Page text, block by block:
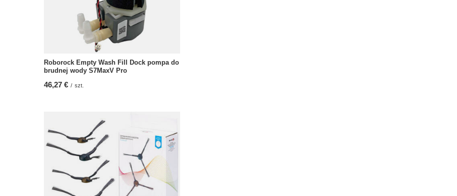
Roborock Empty Wash Fill Dock pompa do
brudnej wody S7MaxV Pro
46,27 € / szt.